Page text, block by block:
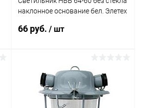
наклонное основание бел. Элетех
66 руб./ шт
В корзину
Купить в 1 клик Сравнение